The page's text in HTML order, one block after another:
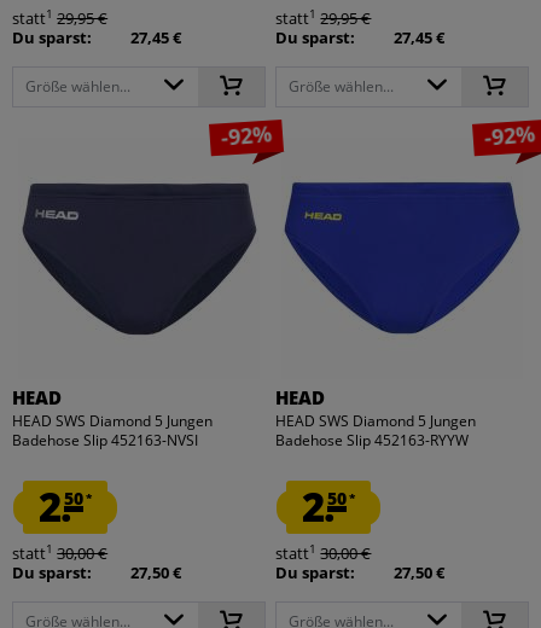
statt1 29,95 €
Du sparst:
27,45 €
Größe wählen...
statt1 29,95 €
Du sparst:
27,45 €
Größe wählen...
-92%
HEAD
HEAD SWS Diamond 5 Jungen
Badehose Slip 452163-NVSI
2.50*
statt1 30,00 €
Du sparst:
27,50 €
Größe wählen...
-92%
HEAD
HEAD SWS Diamond 5 Jungen
Badehose Slip 452163-RYYW
2.50*
statt1 30,00 €
Du sparst:
27,50 €
Größe wählen...